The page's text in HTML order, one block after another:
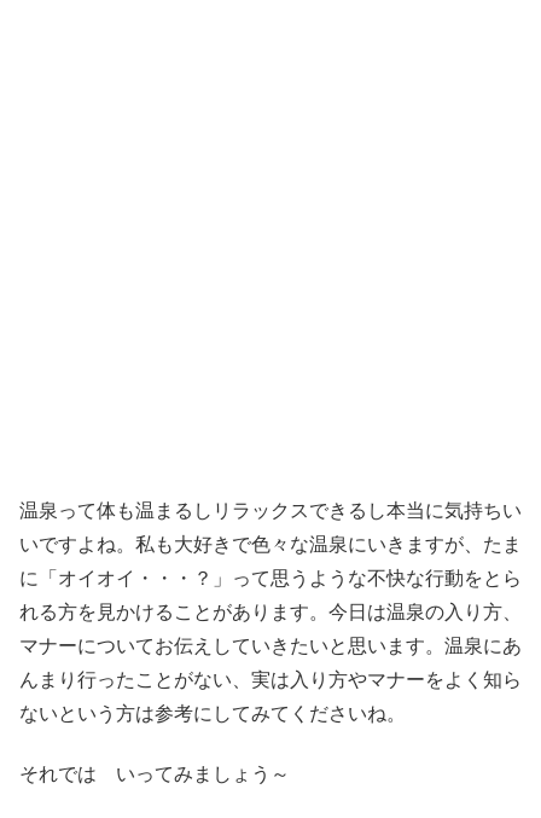
温泉って体も温まるしリラックスできるし本当に気持ちい
いですよね。私も大好きで色々な温泉にいきますが、たま
に「オイオイ・・・？」って思うような不快な行動をとら
れる方を見かけることがあります。今日は温泉の入り方、
マナーについてお伝えしていきたいと思います。温泉にあ
んまり行ったことがない、実は入り方やマナーをよく知ら
ないという方は参考にしてみてくださいね。
それでは いってみましょう～